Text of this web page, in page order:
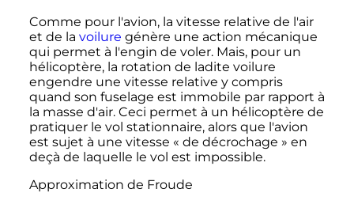
Comme pour l'avion, la vitesse relative de l'air
et de la voilure génère une action mécanique
qui permet à l'engin de voler. Mais, pour un
hélicoptère, la rotation de ladite voilure
engendre une vitesse relative y compris
quand son fuselage est immobile par rapport à
la masse d'air. Ceci permet à un hélicoptère de
pratiquer le vol stationnaire, alors que l'avion
est sujet à une vitesse « de décrochage » en
deçà de laquelle le vol est impossible.
Approximation de Froude